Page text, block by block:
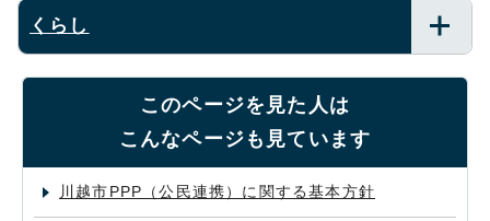
くらし
このページを見た人は
こんなページも見ています
川越市PPP（公民連携）に関する基本方針